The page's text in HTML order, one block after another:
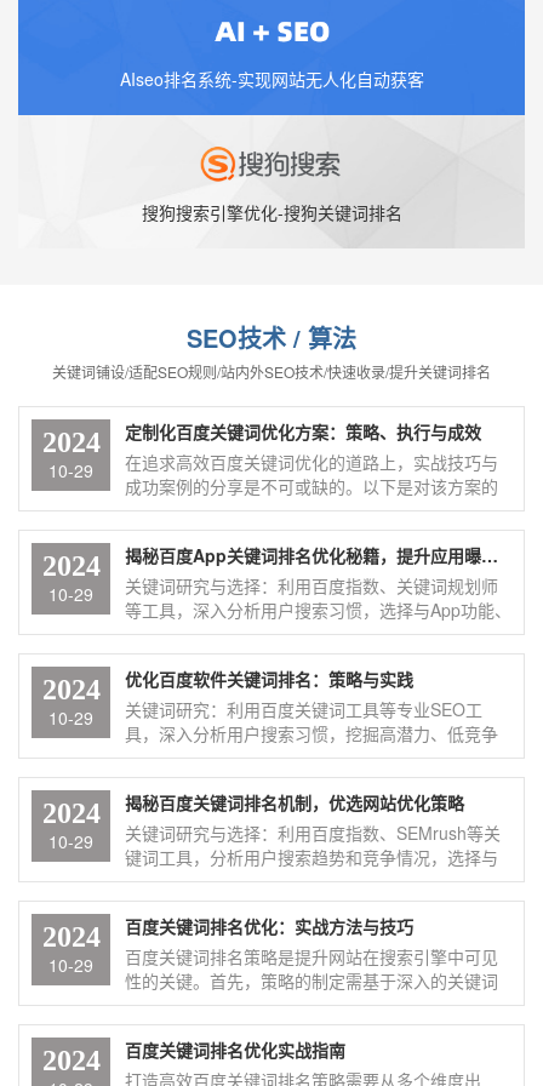
AIseo排名系统-实现网站无人化自动获客
搜狗搜索引擎优化-搜狗关键词排名
SEO技术 / 算法
关键词铺设/适配SEO规则/站内外SEO技术/快速收录/提升关键词排名
2024
10-29
定制化百度关键词优化方案：策略、执行与成效
在追求高效百度关键词优化的道路上，实战技巧与
成功案例的分享是不可或缺的。以下是对该方案的
简要阐述： 首先，关键词的选择是优化的基石。通
过精准分析用户搜索习惯和竞争对手策略，挑选出
高转化率、低竞争度的关键词。其次，内容优化是
关键。确保网站或应用中的内容围绕关键词展开，
保持高质量、原创性，并合理布局关键词密度。同
时，外链建设也是提升排名的有效手段，通过获取
高质量的外链，提高网站的权威性和信任度。 实战
案例分享则让我们看到这些技巧在实际操作中的应
用效果。例如，某电商网站通过精准选择关键词、
优化商品描述和获取行业权威网站的外链，成功提
升了在百度搜索结果中的排名，进而带动了销量的
显著增长。
2024
10-29
揭秘百度App关键词排名优化秘籍，提升应用曝光率
关键词研究与选择：利用百度指数、关键词规划师
等工具，深入分析用户搜索习惯，选择与App功能、
特点紧密相关且搜索量适中的关键词。这些关键词
应具有较高的转化率，能够精准吸引目标用户。 内
容优化：确保App在各大应用商店（如百度手机助
手）的标题、描述、截图等内容中自然融入关键
词，同时保持内容的原创性和高质量。此外，定期
更新App版本和描述，以反映最新功能和改进，也有
助于提升排名。 外部链接与ASO优化：通过与其他
高质量网站或App建立合作关系，获取有价值的外部
链接。同时，进行ASO（应用商店优化），包括优
化App名称、关键词、图标、截图等，以提高在应用
商店中的搜索排名。 用户体验优化：提升App的加
载速度、界面设计、交互体验等，以降低用户流失
率并提高用户满意度。良好的用户体验有助于提升
App的口碑和评分，进而对关键词排名产生积极影
响。 持续监测与调整：利用SEO工具定期监测关键
词排名变化，分析数据并调整优化策略。同时，关
注百度搜索引擎算法的更新和变化，及时调整优化
方向以保持竞争力。
2024
10-29
优化百度软件关键词排名：策略与实践
关键词研究：利用百度关键词工具等专业SEO工
具，深入分析用户搜索习惯，挖掘高潜力、低竞争
的关键词。这些关键词应与软件功能、优势紧密相
关，能够精准吸引目标用户。 内容优化：围绕选定
的关键词，优化软件官网、产品描述、用户评价等
内容。确保内容高质量、原创且与目标关键词紧密
相关。同时，合理布局关键词，提高页面相关性和
搜索引擎友好度。 外部链接建设：积极与高质量网
站建立合作关系，获取有价值的外部链接。这些链
接不仅能够提升软件的权威性和信任度，还能增加
搜索引擎对软件网站的抓取频率和深度。 持续优化
与监控：SEO是一个持续的过程，需要不断关注搜
索引擎算法的变化和用户需求的变化。利用专业的
SEO工具定期监控关键词排名变化，分析数据并调
整优化策略。
2024
10-29
揭秘百度关键词排名机制，优选网站优化策略
关键词研究与选择：利用百度指数、SEMrush等关
键词工具，分析用户搜索趋势和竞争情况，选择与
网站主题相关且搜索量适中的关键词。这些关键词
应具有较高的转化率，能够吸引目标用户。 内容优
化：根据选定的关键词，优化网站内容。确保内容
高质量、原创且与目标关键词紧密相关。在标题、
正文、图片标签等位置自然融入关键词，同时保持
内容的可读性和用户体验。 监控排名变化：定期使
用百度关键词排名工具监控网站在搜索引擎中的排
名变化。当发现排名下降时，及时分析原因并调整
优化策略。 外链建设：通过高质量的外链建设，提
2024
10-29
百度关键词排名优化：实战方法与技巧
百度关键词排名策略是提升网站在搜索引擎中可见
性的关键。首先，策略的制定需基于深入的关键词
研究，选择高相关性、低竞争度的关键词，以确保
优化的有效性。其次，内容优化是核心，需确保网
站内容高质量、原创，并合理布局关键词，提升用
户体验和搜索引擎友好度。同时，网站结构的优化
2024
百度关键词排名优化实战指南
打造高效百度关键词排名策略需要从多个维度出